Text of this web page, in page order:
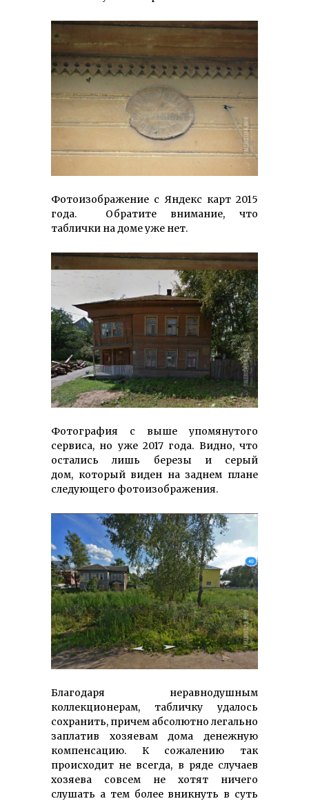
Фотоизображение с Яндекс карт 2015
года. Обратите внимание, что
таблички на доме уже нет.
Фотография с выше упомянутого
сервиса, но уже 2017 года. Видно, что
остались лишь березы и серый
дом, который виден на заднем плане
следующего фотоизображения.
Благодаря неравнодушным
коллекционерам, табличку удалось
сохранить, причем абсолютно легально
заплатив хозяевам дома денежную
компенсацию. К сожалению так
происходит не всегда, в ряде случаев
хозяева совсем не хотят ничего
слушать а тем более вникнуть в суть